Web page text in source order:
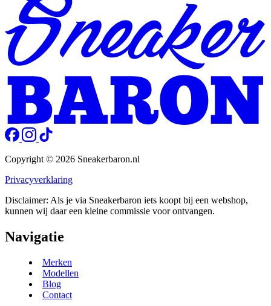
Copyright © 2026 Sneakerbaron.nl
Privacyverklaring
Disclaimer: Als je via Sneakerbaron iets koopt bij een webshop,
kunnen wij daar een kleine commissie voor ontvangen.
Navigatie
Merken
Modellen
Blog
Contact